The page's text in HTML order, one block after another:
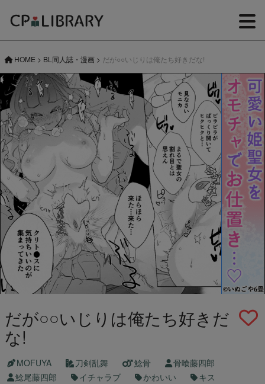
HOME > BL同人誌・漫画 > だが○○いじりは俺たち好きだな!
だが○○いじりは俺たち好きだ
な!
MOFUYA 刀剣乱舞 鯰骨
骨喰藤四郎
鯰尾藤四郎
イチャラブ かわいい
キス